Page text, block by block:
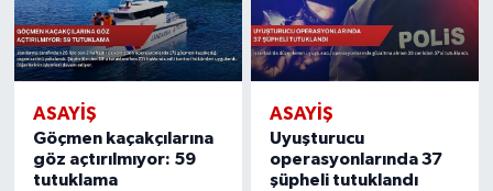
ASAYIŞ
Göçmen kaçakçılarına
göz açtırılmıyor: 59
tutuklama
ASAYIŞ
Uyuşturucu
operasyonlarında 37
şüpheli tutuklandı